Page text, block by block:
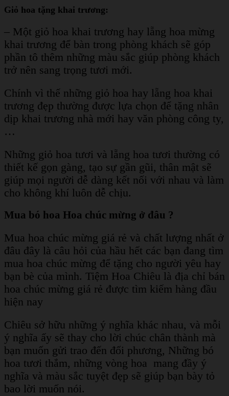
Giỏ hoa tặng khai trương:
– Một giỏ hoa khai trương hay lẵng hoa mừng
khai trương để bàn trong phòng khách sẽ góp
phần tô thêm những màu sắc giúp phòng khách
trở nên sang trọng tươi mới.
Chính vì thế những giỏ hoa hay lẵng hoa khai
trương đẹp thường được lựa chọn để tặng nhân
dịp khai trương nhà mới hay văn phòng công ty,
…
Những giỏ hoa tươi và lẵng hoa tươi thường có
thiết kế gọn gàng, tạo sự gần gũi, thân mật sẽ
giúp mọi người dễ dàng kết nối với nhau và làm
cho không khí luôn dễ chịu.
Mua bó hoa Hoa chúc mừng ở đâu ?
Mua hoa chúc mừng giá rẻ và chất lượng nhất ở
đâu đây là câu hỏi của hầu hết các bạn đang tìm
mua hoa chúc mừng để tặng cho người yêu hay
bạn bè của mình. Tiệm Hoa Chiêu là địa chỉ bán
hoa chúc mừng giá rẻ được tìm kiếm hàng đầu
hiện nay
Chiêu sở hữu những ý nghĩa khác nhau, và mỗi
ý nghĩa ấy sẽ thay cho lời chúc chân thành mà
bạn muốn gửi trao đến đối phương, Những bó
hoa tươi thắm, những vòng hoa mang đầy ý
nghĩa và màu sắc tuyệt đẹp sẽ giúp bạn bày tỏ
bao lời muốn nói.